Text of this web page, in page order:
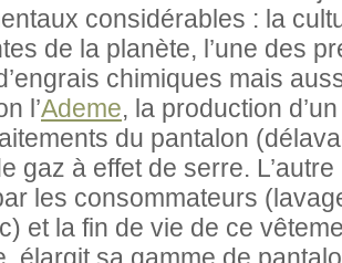
considérables : la
de la planète, l’une des
chimiques mais
l’Ademe, la production
du pantalon
gaz à effet de serre.
les consommateurs
et la fin de vie de ce